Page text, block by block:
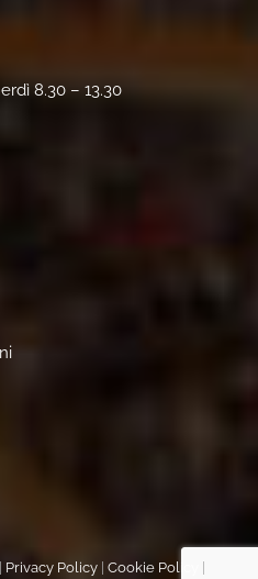
8.30 – 13.30
Privacy Policy| Cookie Policy